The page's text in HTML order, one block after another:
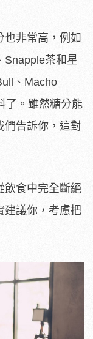
非常高，例如
Snapple茶和星
、Macho
了。雖然糖分能
們告訴你，這對
飲食中完全斷絕
建議你，考慮把